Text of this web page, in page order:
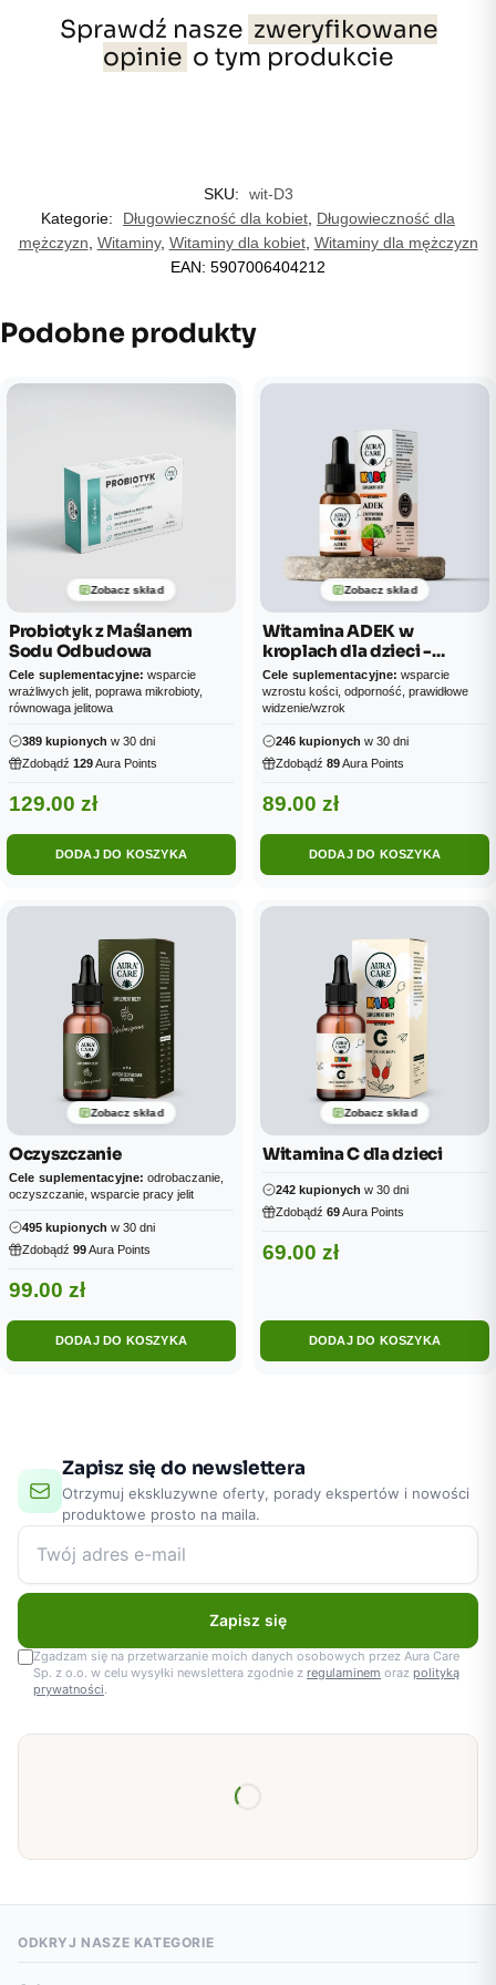
Sprawdź nasze zweryfikowane
opinie o tym produkcie
SKU:
wit-D3
Kategorie:
Długowieczność dla kobiet Długowieczność dla
mężczyzn Witaminy, Witaminy dla kobiet, Witaminy dla mężczyzn
EAN: 5907006404212
Podobne produkty
Zobacz skład
Probiotyk z Maślanem
Sodu Odbudowa
Cele suplementacyjne: wsparcie
wrażliwych jelit, poprawa mikrobioty,
równowaga jelitowa
389 kupionych w 30 dni
Zdobądź 129Aura Points
129.00 zł
DODAJ DO KOSZYKA
Zobacz skład
Witamina ADEK w
kroplach dla dzieci -
standard AQS™
Cele suplementacyjne: wsparcie
wzrostu kości, odporność, prawidłowe
widzenie/wzrok
246 kupionych w 30 dni
Zdobądź 89Aura Points
89.00 zł
DODAJ DO KOSZYKA
Zobacz skład
Oczyszczanie
Cele suplementacyjne: odrobaczanie,
oczyszczanie, wsparcie pracy jelit
495 kupionych w 30 dni
Zdobądź 99Aura Points
99.00 zł
DODAJ DO KOSZYKA
Zobacz skład
Witamina C dla dzieci
242 kupionych w 30 dni
Zdobądź 69Aura Points
69.00 zł
DODAJ DO KOSZYKA
Zapisz się do newslettera
Otrzymuj ekskluzywne oferty, porady ekspertów i nowości
produktowe prosto na maila.
Zapisz się
Zgadzam się na przetwarzanie moich danych osobowych przez Aura Care
Sp. z o.o. w celu wysyłki newslettera zgodnie z regulaminem oraz polityką
prywatności.
ODKRYJ NASZE KATEGORIE